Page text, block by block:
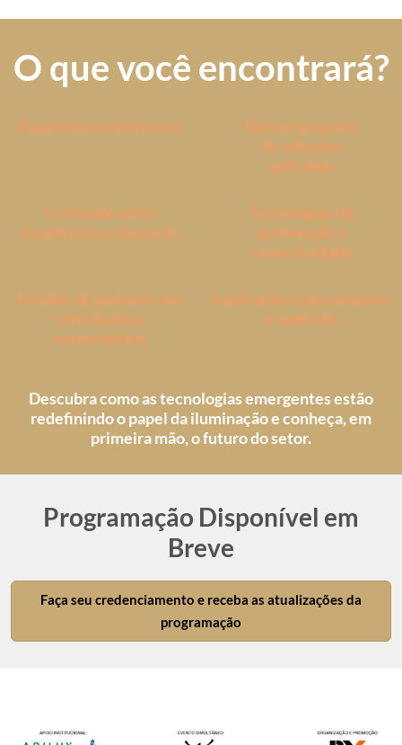
O que você encontrará?
Experiências imersivas
Demonstrações
de soluções
aplicadas
Conteúdo sobre
tendências e inovação
Tecnologias de
automação e
conectividade
Estúdio de podcast com
convidados e
especialistas
Inspirações para projetos
e negócios
Descubra como as tecnologias emergentes estão
redefinindo o papel da iluminação e conheça, em
primeira mão, o futuro do setor.
Programação Disponível em
Breve
Faça seu credenciamento e receba as atualizações da
programação